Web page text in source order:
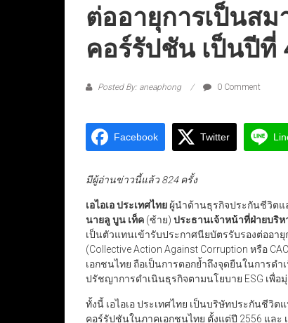
ต่ออายุการเป็นส
คอร์รัปชัน เป็นปีที่
Posted By: aneaphong 0 Comment
Facebook Twitter
มีผู้อ่านข่าวนี้แล้ว 824 ครั้ง
เอไอเอ ประเทศไทย ผู้นำด้านธุรกิจประกันชีวิต
นายลู บูน เท็ค (ซ้าย) ประธานเจ้าหน้าที่ฝ่ายบริห
เป็นตัวแทนเข้ารับประกาศนียบัตรรับรองต่ออา
(Collective Action Against Corruption หรือ
เอกชนไทย ถือเป็นการตอกย้ำถึงจุดยืนในการด
ปรัชญาการดำเนินธุรกิจตามนโยบาย ESG เพื่อ
ทั้งนี้ เอไอเอ ประเทศไทย เป็นบริษัทประกันชีวิ
คอร์รัปชันในภาคเอกชนไทย ตั้งแต่ปี 2556 และ